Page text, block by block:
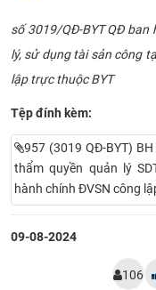
ĐẢM BẢO CHẤT
KHOA HỌC CÔNG
HTQT
CỰU NGƯỜI HỌC
số 3019/QĐ-BYT QĐ ban
lý, sử dụng tài sản công
lập trực thuộc BYT
Tệp đính kèm:
957 (3019 QĐ-BYT)
thẩm quyền quản lý
hành chính ĐVSN công
09-08-2024
106